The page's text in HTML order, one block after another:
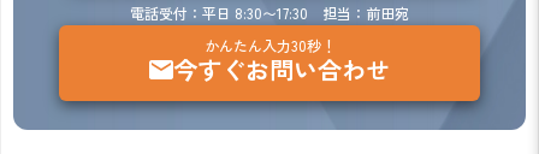
電話受付：平日 8:30〜17:30 担当：前田宛
かんたん入力30秒！
今すぐお問い合わせ